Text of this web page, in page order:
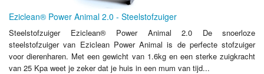
Eziclean® Power Animal 2.0 - Steelstofzuiger
Steelstofzuiger Eziclean® Power Animal 2.0 De snoerloze
steelstofzuiger van Eziclean Power Animal is de perfecte stofzuiger
voor dierenharen. Met een gewicht van 1.6kg en een sterke zuigkracht
van 25 Kpa weet je zeker dat je huis in een mum van tijd...